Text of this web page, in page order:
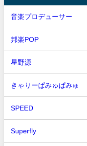
音楽プロデューサー
邦楽POP
星野源
きゃりーぱみゅぱみゅ
SPEED
Superfly